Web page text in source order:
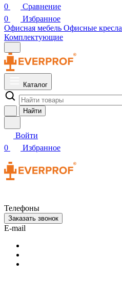
0
Сравнение
0
Избранное
Офисная мебель Офисные кресла
Комплектующие
Каталог
Найти
Войти
0
Избранное
Телефоны
Заказать звонок
E-mail